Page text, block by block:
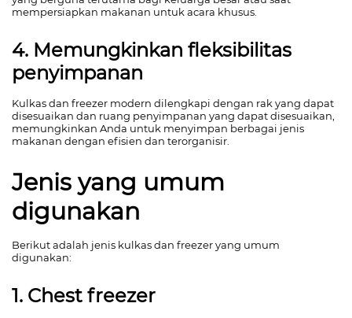
mempersiapkan makanan untuk acara khusus.
4. Memungkinkan fleksibilitas
penyimpanan
Kulkas dan freezer modern dilengkapi dengan rak yang dapat
disesuaikan dan ruang penyimpanan yang dapat disesuaikan,
memungkinkan Anda untuk menyimpan berbagai jenis
makanan dengan efisien dan terorganisir.
Jenis yang umum
digunakan
Berikut adalah jenis kulkas dan freezer yang umum
digunakan:
1. Chest freezer